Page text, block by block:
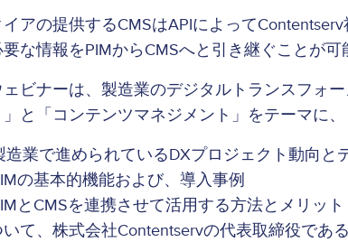
アの提供するCMSはAPIによって
な情報をPIMからCMSへと引き継ぐことが可
ビナーは、製造業のデジタルトランスフォ
と「コンテンツマネジメント」をテーマに、
造業で進められているDXプロジェクト動向と
の基本的機能および、導入事例
とCMSを連携させて活用する方法とメリット
て、株式会社Contentservの代表取締役であ